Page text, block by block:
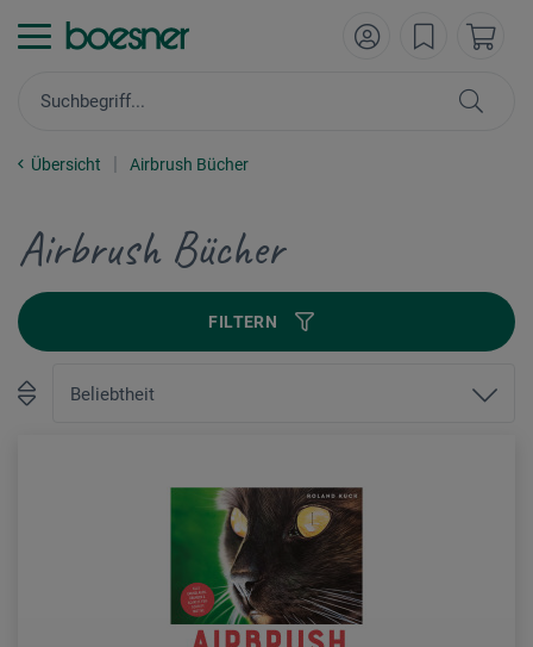
Übersicht Airbrush Bücher
Airbrush Bücher
FILTERN